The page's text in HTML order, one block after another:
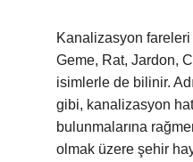
Kanalizasyon
Geme, Rat, Jardon,
isimlerle de bilinir.
gibi, kanalizasyon
bulunmalarına
olmak üzere şehir